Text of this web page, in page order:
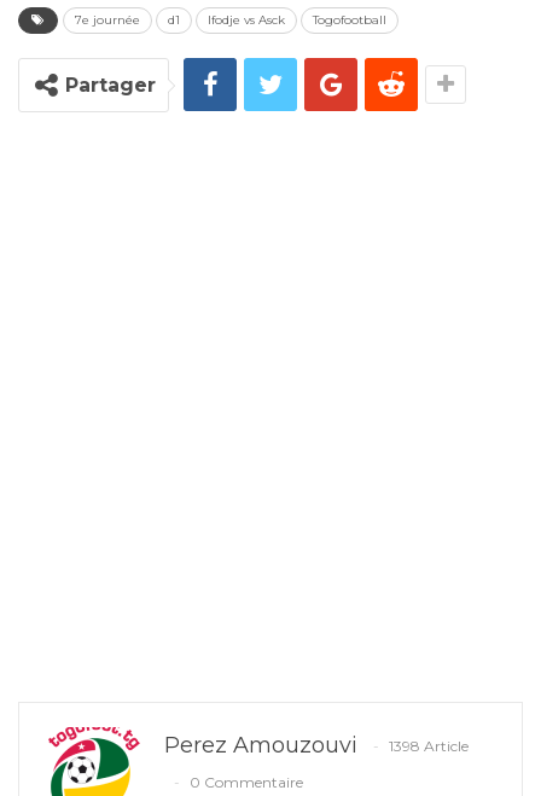
7e journée d1 Ifodje vs Asck Togofootball
Partager
Perez Amouzouvi
1398 Article
0 Commentaire